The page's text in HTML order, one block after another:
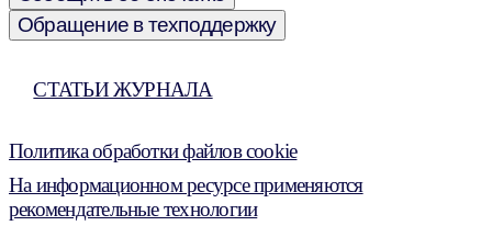
Обращение в техподдержку
СТАТЬИ ЖУРНАЛА
Политика обработки файлов cookie
На информационном ресурсе применяются
рекомендательные технологии